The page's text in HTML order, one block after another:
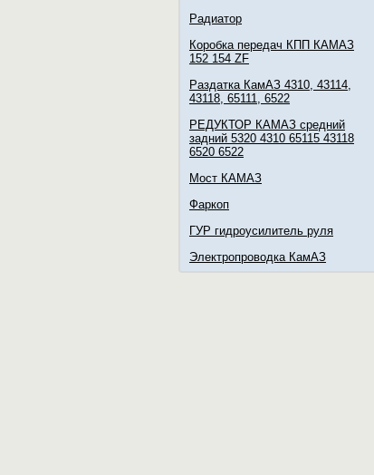
Радиатор
Коробка передач КПП КАМАЗ
152 154 ZF
Раздатка КамАЗ 4310, 43114,
43118, 65111, 6522
РЕДУКТОР КАМАЗ средний
задний 5320 4310 65115 43118
6520 6522
Мост КАМАЗ
Фаркоп
ГУР гидроусилитель руля
Электропроводка КамАЗ